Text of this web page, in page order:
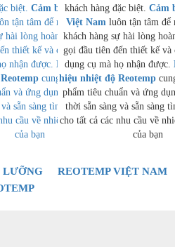
biệt. Cảm biến Reotemp
tận tâm để mang đến cho
hài lòng hoàn toàn, từ cuộc
thiết kế và chất lượng của
nhận được. Bộ truyền tín
cung cấp cả các sản
và ứng dụng cụ thể, đồng
sẵn sàng tìm ra giải pháp
cầu về nhiệt độ và áp suất
của bạn
khách hàng đặc biệt. Cảm
Việt Nam luôn tận tâm để
khách hàng sự hài lòng
gọi đầu tiên đến thiết kế và
dụng cụ mà họ nhận được.
hiệu nhiệt độ Reotemp
phẩm tiêu chuẩn và ứng
thời sẵn sàng và sẵn sàng
cho tất cả các nhu cầu về
của bạn
REOTEMP VIỆT NAM